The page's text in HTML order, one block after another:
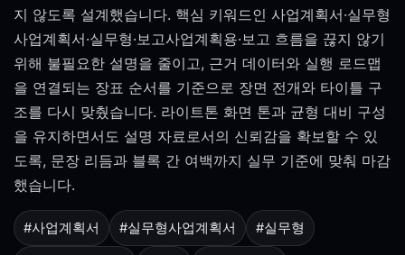
지 않도록 설계했습니다. 핵심 키워드인 사업계획서·실무형
사업계획서·실무형·보고사업계획용·보고 흐름을 끊지 않기
위해 불필요한 설명을 줄이고, 근거 데이터와 실행 로드맵
을 연결되는 장표 순서를 기준으로 장면 전개와 타이틀 구
조를 다시 맞췄습니다. 라이트톤 화면 톤과 균형 대비 구성
을 유지하면서도 설명 자료로서의 신뢰감을 확보할 수 있
도록, 문장 리듬과 블록 간 여백까지 실무 기준에 맞춰 마감
했습니다.
#사업계획서 #실무형사업계획서 #실무형